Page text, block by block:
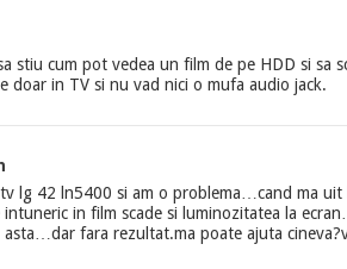
stiu cum pot vedea un film de pe HDD si sa
doar in TV si nu vad nici o mufa audio jack.
lg 42 ln5400 si am o problema…cand ma uit
intuneric in film scade si luminozitatea la
asta…dar fara rezultat.ma poate ajuta